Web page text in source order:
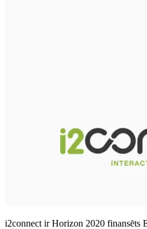
i2connect ir Horizon 2020 finansēts